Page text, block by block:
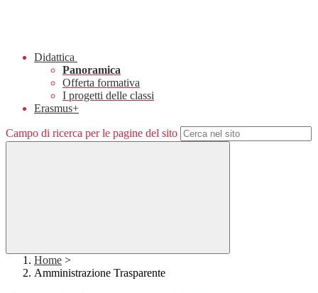
Didattica
Panoramica
Offerta formativa
I progetti delle classi
Erasmus+
Campo di ricerca per le pagine del sito
Home >
Amministrazione Trasparente